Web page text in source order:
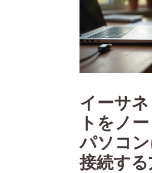
イーサネ
トをノー
パソコ
接続する